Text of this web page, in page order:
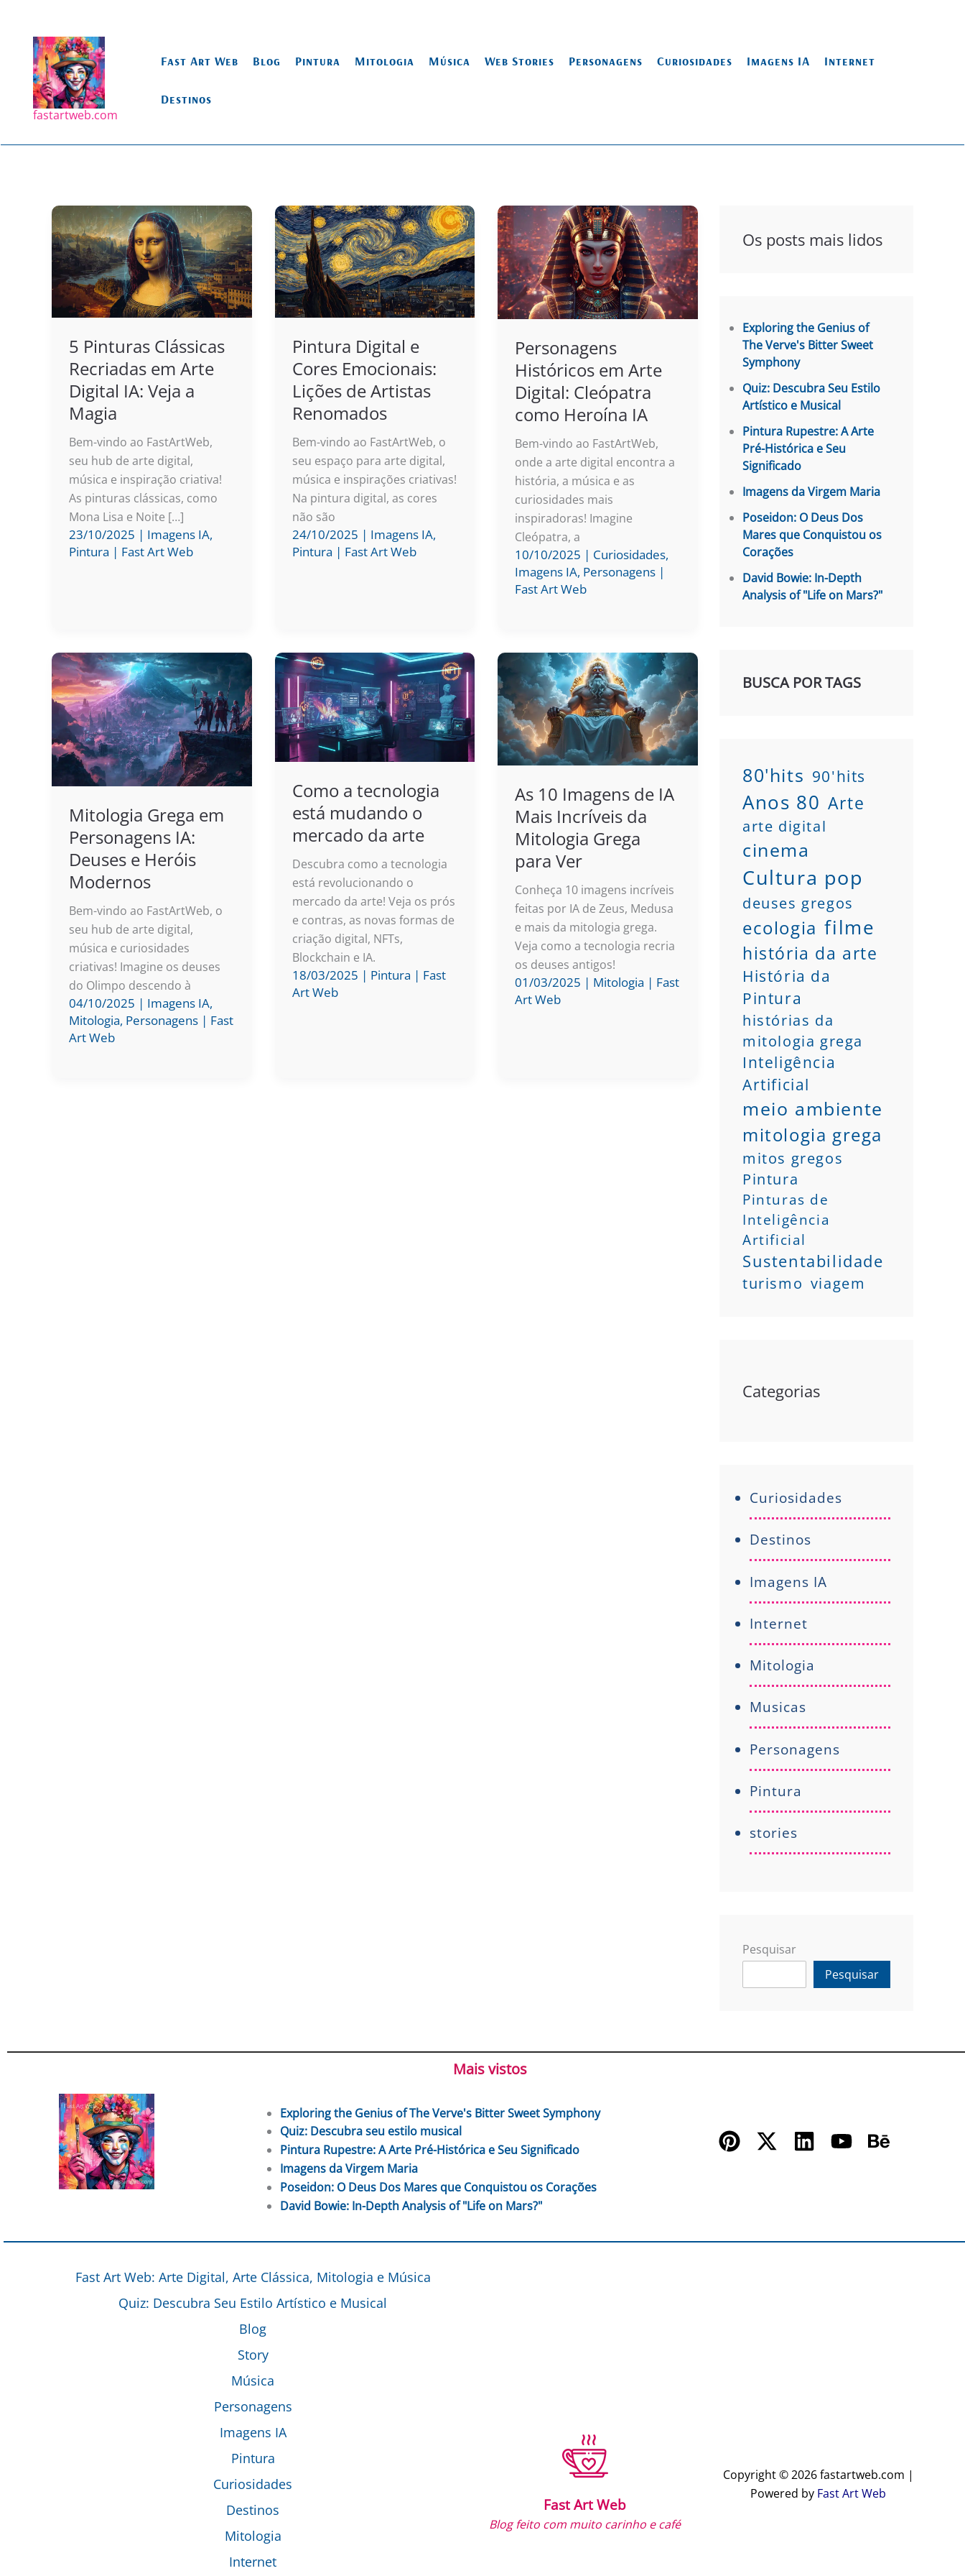
conteúdo
fastartweb.com
Fast Art Web Blog Pintura Mitologia Música Web Stories Personagens Curiosidades Imagens IA Internet
Destinos
5 Pinturas Clássicas
Recriadas em Arte
Digital IA: Veja a
Magia
Bem-vindo ao FastArtWeb,
seu hub de arte digital,
música e inspiração criativa!
As pinturas clássicas, como
Mona Lisa e Noite […]
23/10/2025 | Imagens IA,
Pintura | Fast Art Web
Pintura Digital e
Cores Emocionais:
Lições de Artistas
Renomados
Bem-vindo ao FastArtWeb, o
seu espaço para arte digital,
música e inspirações criativas!
Na pintura digital, as cores
não são
24/10/2025 | Imagens IA,
Pintura | Fast Art Web
Personagens
Históricos em Arte
Digital: Cleópatra
como Heroína IA
Bem-vindo ao FastArtWeb,
onde a arte digital encontra a
história, a música e as
curiosidades mais
inspiradoras! Imagine
Cleópatra, a
10/10/2025 | Curiosidades,
Imagens IA, Personagens |
Fast Art Web
Mitologia Grega em
Personagens IA:
Deuses e Heróis
Modernos
Bem-vindo ao FastArtWeb, o
seu hub de arte digital,
música e curiosidades
criativas! Imagine os deuses
do Olimpo descendo à
04/10/2025 | Imagens IA,
Mitologia, Personagens | Fast
Art Web
Como a tecnologia
está mudando o
mercado da arte
Descubra como a tecnologia
está revolucionando o
mercado da arte! Veja os prós
e contras, as novas formas de
criação digital, NFTs,
Blockchain e IA.
18/03/2025 | Pintura | Fast
Art Web
As 10 Imagens de IA
Mais Incríveis da
Mitologia Grega
para Ver
Conheça 10 imagens incríveis
feitas por IA de Zeus, Medusa
e mais da mitologia grega.
Veja como a tecnologia recria
os deuses antigos!
01/03/2025 | Mitologia | Fast
Art Web
Os posts mais lidos
Exploring the Genius of
The Verve's Bitter Sweet
Symphony
Quiz: Descubra Seu Estilo
Artístico e Musical
Pintura Rupestre: A Arte
Pré-Histórica e Seu
Significado
Imagens da Virgem Maria
Poseidon: O Deus Dos
Mares que Conquistou os
Corações
David Bowie: In-Depth
Analysis of "Life on Mars?"
BUSCA POR TAGS
80'hits 90'hits
Anos 80 Arte
arte digital
cinema
Cultura pop
deuses gregos
ecologia filme
história da arte
História da
Pintura
histórias da
mitologia grega
Inteligência
Artificial
meio ambiente
mitologia grega
mitos gregos
Pintura
Pinturas de
Inteligência
Artificial
Sustentabilidade
turismo viagem
Categorias
Curiosidades
Destinos
Imagens IA
Internet
Mitologia
Musicas
Personagens
Pintura
stories
Pesquisar
Pesquisar
Mais vistos
Exploring the Genius of The Verve's Bitter Sweet Symphony
Quiz: Descubra seu estilo musical
Pintura Rupestre: A Arte Pré-Histórica e Seu Significado
Imagens da Virgem Maria
Poseidon: O Deus Dos Mares que Conquistou os Corações
David Bowie: In-Depth Analysis of "Life on Mars?"
Fast Art Web: Arte Digital, Arte Clássica, Mitologia e Música
Quiz: Descubra Seu Estilo Artístico e Musical
Blog
Story
Música
Personagens
Imagens IA
Pintura
Curiosidades
Destinos
Mitologia
Internet
Fast Art Web
Blog feito com muito carinho e café
Copyright © 2026 fastartweb.com |
Powered by Fast Art Web